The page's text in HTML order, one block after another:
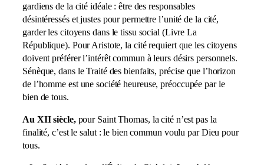
gardiens de la cité idéale : être des responsables
désintéressés et justes pour permettre l’unité de la cité,
garder les citoyens dans le tissu social (Livre La
République). Pour Aristote, la cité requiert que les citoyens
doivent préférer l’intérêt commun à leurs désirs personnels.
Sénèque, dans le Traité des bienfaits, précise que l’horizon
de l’homme est une société heureuse, préoccupée par le
bien de tous.
Au XII siècle, pour Saint Thomas, la cité n’est pas la
finalité, c’est le salut : le bien commun voulu par Dieu pour
tous.